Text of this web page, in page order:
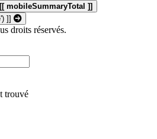
[[ mobileSummaryTotal ]]
]]
droits réservés.
trouvé